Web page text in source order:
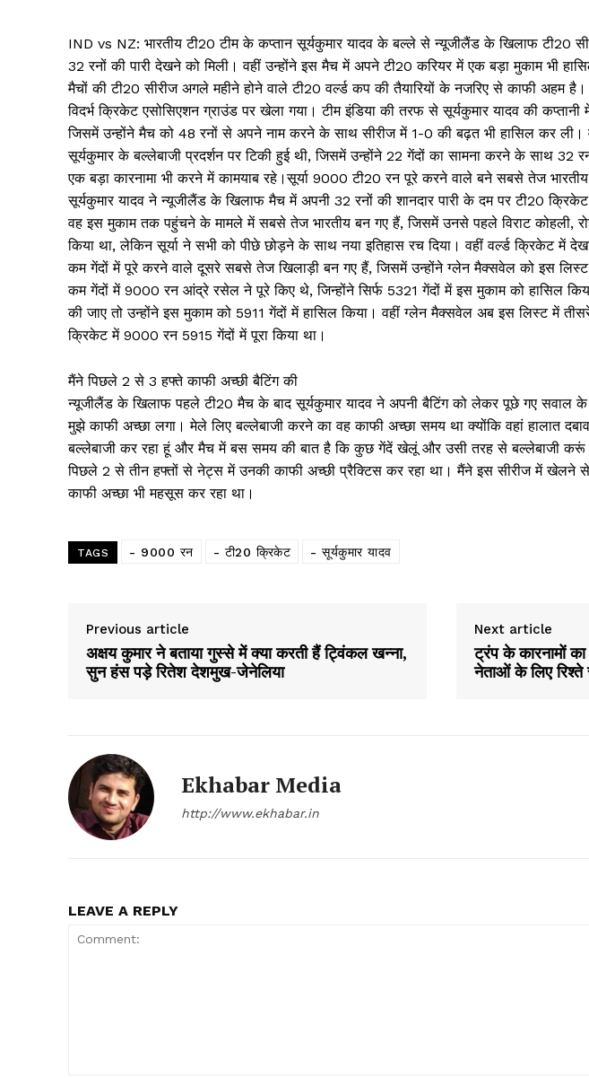
Magazine PRO
IND vs NZ: भारतीय टी20 टीम के कप्तान सूर्यकुमार यादव के बल्ले से न्यूजीलैंड के खिलाफ टी20
32 रनों की पारी देखने को मिली। वहीं उन्होंने इस मैच में अपने टी20 करियर में एक बड़ा मुकाम भी
मैचों की टी20 सीरीज अगले महीने होने वाले टी20 वर्ल्ड कप की तैयारियों के नजरिए से काफी अहम
विदर्भ क्रिकेट एसोसिएशन ग्राउंड पर खेला गया। टीम इंडिया की तरफ से सूर्यकुमार यादव की कप्तानी
जिसमें उन्होंने मैच को 48 रनों से अपने नाम करने के साथ सीरीज में 1-0 की बढ़त भी हासिल कर ली।
सूर्यकुमार के बल्लेबाजी प्रदर्शन पर टिकी हुई थी, जिसमें उन्होंने 22 गेंदों का सामना करने के साथ 32
एक बड़ा कारनामा भी करने में कामयाब रहे।सूर्या 9000 टी20 रन पूरे करने वाले बने सबसे तेज भारतीय
सूर्यकुमार यादव ने न्यूजीलैंड के खिलाफ मैच में अपनी 32 रनों की शानदार पारी के दम पर टी20
वह इस मुकाम तक पहुंचने के मामले में सबसे तेज भारतीय बन गए हैं, जिसमें उनसे पहले विराट कोहली,
किया था, लेकिन सूर्या ने सभी को पीछे छोड़ने के साथ नया इतिहास रच दिया। वहीं वर्ल्ड क्रिकेट में
कम गेंदों में पूरे करने वाले दूसरे सबसे तेज खिलाड़ी बन गए हैं, जिसमें उन्होंने ग्लेन मैक्सवेल को इस
कम गेंदों में 9000 रन आंद्रे रसेल ने पूरे किए थे, जिन्होंने सिर्फ 5321 गेंदों में इस मुकाम को हासिल
की जाए तो उन्होंने इस मुकाम को 5911 गेंदों में हासिल किया। वहीं ग्लेन मैक्सवेल अब इस लिस्ट में
क्रिकेट में 9000 रन 5915 गेंदों में पूरा किया था।
मैंने पिछले 2 से 3 हफ्ते काफी अच्छी बैटिंग की
न्यूजीलैंड के खिलाफ पहले टी20 मैच के बाद सूर्यकुमार यादव ने अपनी बैटिंग को लेकर पूछे गए सवाल
मुझे काफी अच्छा लगा। मेले लिए बल्लेबाजी करने का वह काफी अच्छा समय था क्योंकि वहां हालात
बल्लेबाजी कर रहा हूं और मैच में बस समय की बात है कि कुछ गेंदें खेलूं और उसी तरह से बल्लेबाजी
पिछले 2 से तीन हफ्तों से नेट्स में उनकी काफी अच्छी प्रैक्टिस कर रहा था। मैंने इस सीरीज में
काफी अच्छा भी महसूस कर रहा था।
TAGS - 9000 रन - टी20 क्रिकेट - सूर्यकुमार यादव
Previous article
अक्षय कुमार ने बताया गुस्से में क्या करती हैं ट्विंकल खन्ना,
सुन हंस पड़े रितेश देशमुख-जेनेलिया
Next article
ट्रंप के कारनामों
नेताओं के लिए रिश्ते
Ekhabar Media
http://www.ekhabar.in
LEAVE A REPLY